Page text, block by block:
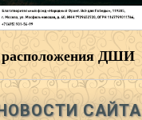
ДШИ
САЙТА